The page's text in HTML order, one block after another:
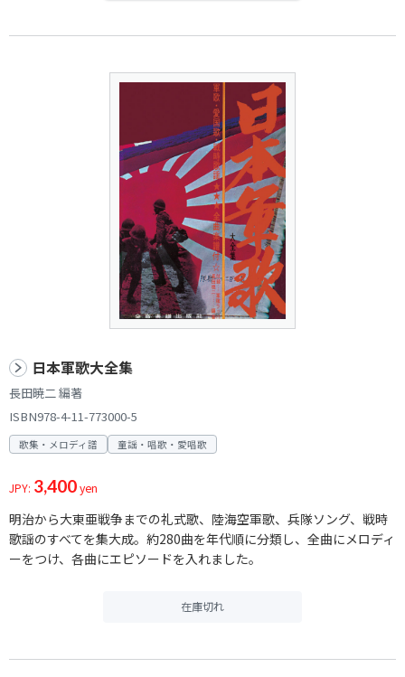
日本軍歌大全集
長田暁二 編著
ISBN978-4-11-773000-5
歌集・メロディ譜 童謡・唱歌・愛唱歌
JPY: 3,400yen
明治から大東亜戦争までの礼式歌、陸海空軍歌、兵隊ソング、戦時
歌謡のすべてを集大成。約280曲を年代順に分類し、全曲にメロディ
ーをつけ、各曲にエピソードを入れました。
在庫切れ